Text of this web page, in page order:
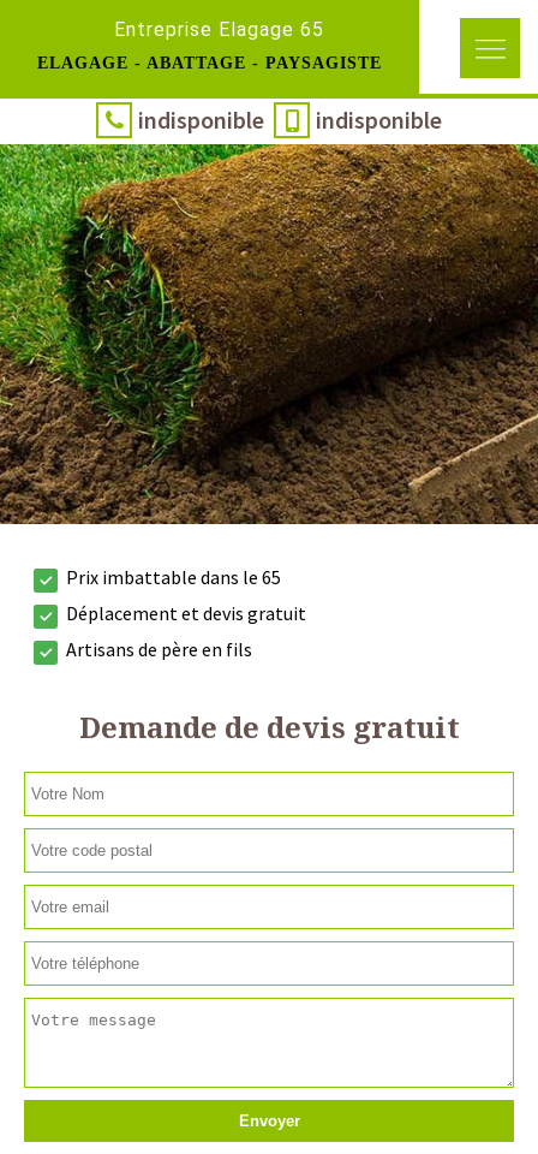
Entreprise Elagage 65
ELAGAGE - ABATTAGE - PAYSAGISTE
indisponible indisponible
Prix imbattable dans le 65
Déplacement et devis gratuit
Artisans de père en fils
Demande de devis gratuit